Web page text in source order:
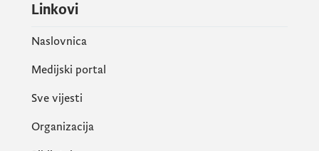
Linkovi
Naslovnica
Medijski portal
Sve vijesti
Organizacija